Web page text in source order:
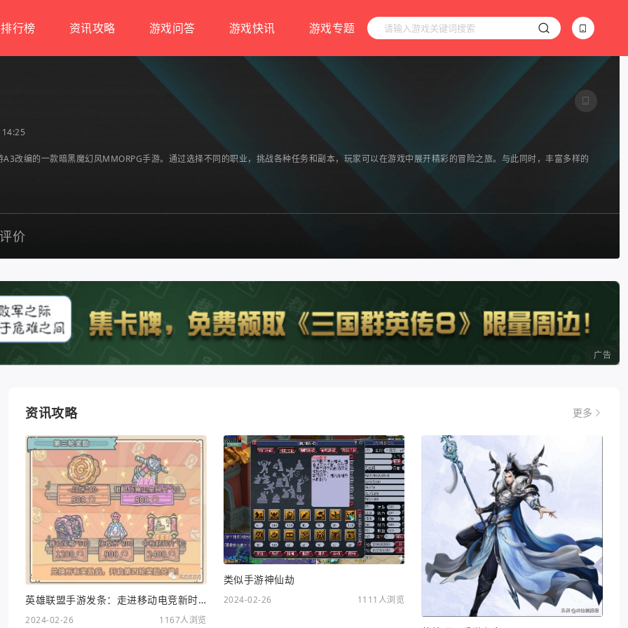
排行榜 资讯攻略 游戏问答 游戏快讯 游戏专题
改编的一款暗黑魔幻风MMORPG手游。通过选择不同的职业，挑战各种任务和副本，玩家可以在游戏中展开精彩的冒险之旅。与此同时，丰富多样的
价
广告
资讯攻略 更多
英雄联盟手游发条：走进移动电竞新时代
2024-02-26 1167人浏览
类似手游神仙劫
2024-02-26 1111人浏览